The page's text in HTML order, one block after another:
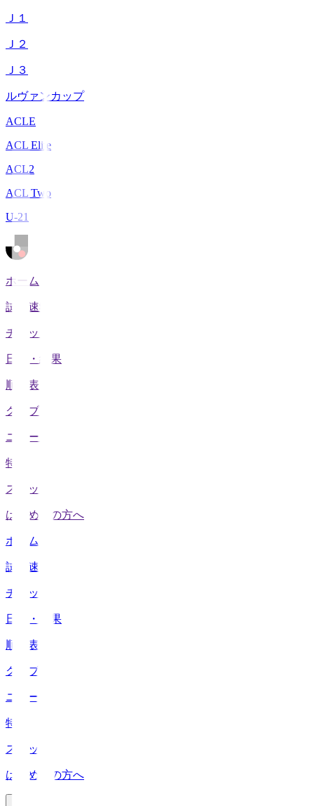
Ｊ１
Ｊ２
Ｊ３
ルヴァンカップ
ACLE
ACL Elite
ACL2
ACL Two
U-21
ホーム
試合速報
チケット
日程・結果
順位表
クラブ
ニュース
特集
スタッツ
はじめての方へ
ホーム
試合速報
チケット
日程・結果
順位表
クラブ
ニュース
特集
スタッツ
はじめての方へ